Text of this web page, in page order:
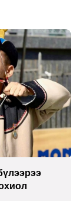
сүнс